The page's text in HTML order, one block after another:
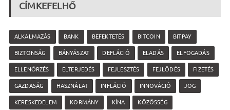
CÍMKEFELHŐ
ALKALMAZÁS BANK BEFEKTETÉS BITCOIN BITPAY
BIZTONSÁG BÁNYÁSZAT DEFLÁCIÓ ELADÁS ELFOGADÁS
ELLENŐRZÉS ELTERJEDÉS FEJLESZTÉS FEJLŐDÉS FIZETÉS
GAZDASÁG HASZNÁLAT INFLÁCIÓ INNOVÁCIÓ JOG
KERESKEDELEM KORMÁNY KÍNA KÖZÖSSÉG